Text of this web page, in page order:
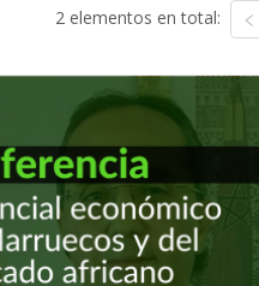
2 elementos en total: